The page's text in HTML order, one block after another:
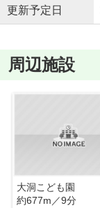
更新予定日
周辺施設
大洞こども園
約677m／9分